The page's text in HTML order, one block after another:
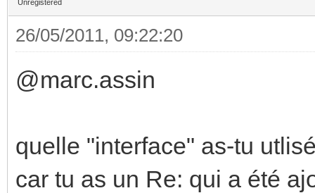
Unregistered
26/05/2011, 09:22:20
@marc.assin
quelle "interface" as-tu
car tu as un Re: qui a été